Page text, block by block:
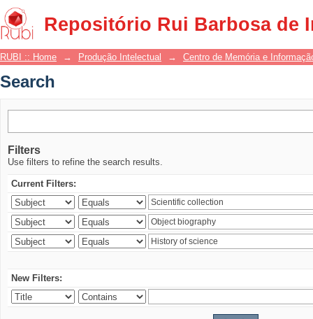
Repositório Rui Barbosa de
Search
RUBI :: Home → Produção Intelectual → Centro de Memória e
Search
Filters
Use filters to refine the search results.
Current Filters:
New Filters: